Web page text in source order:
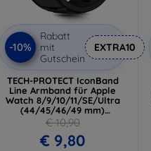
-10%
Rabatt
mit
Gutschein
EXTRA10
TECH-PROTECT IconBand
Line Armband für Apple
Watch 8/9/10/11/SE/Ultra
(44/45/46/49 mm)
Schwarz/Schwarz
(5906302333455)
€ 10,90
€ 9,80